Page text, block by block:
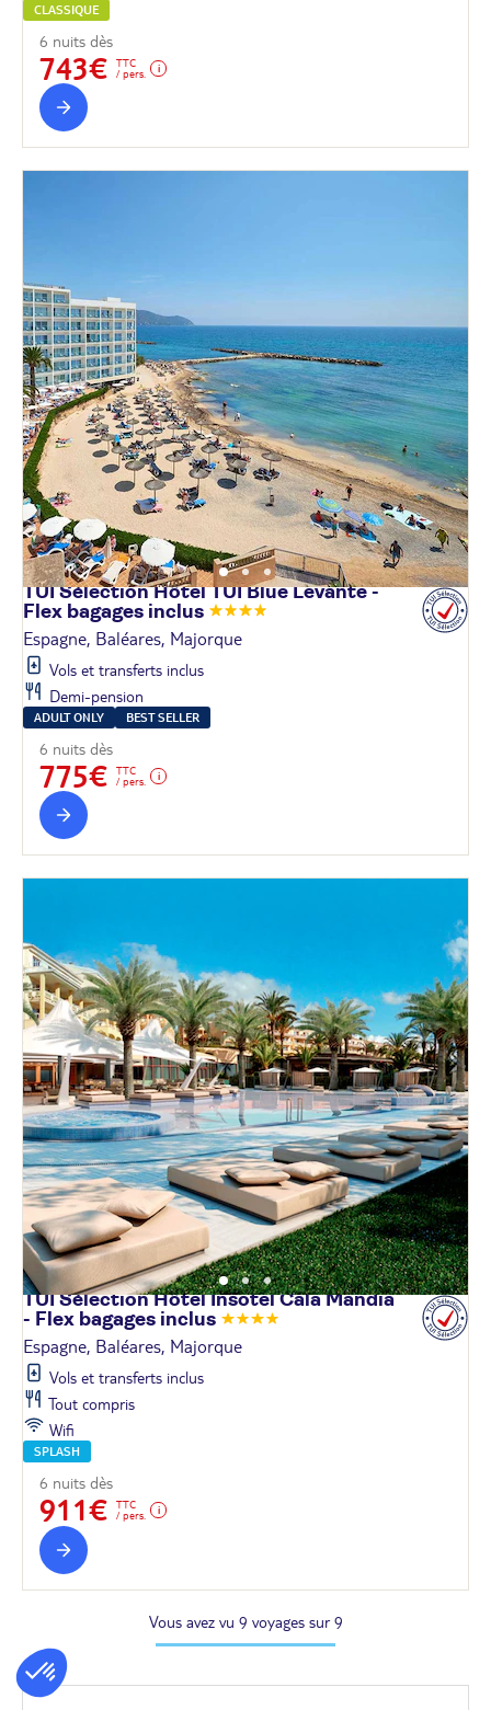
CLASSIQUE
6 nuits dès
743€
TTC
/ pers.
TUI Sélection Hôtel TUI Blue Levante -
Flex bagages inclus
Espagne, Baléares, Majorque
Vols et transferts inclus
Demi-pension
ADULT ONLY BEST SELLER
6 nuits dès
775€
TTC
/ pers.
TUI Sélection Hôtel Insotel Cala Mandia
- Flex bagages inclus
Espagne, Baléares, Majorque
Vols et transferts inclus
Tout compris
Wifi
SPLASH
6 nuits dès
911€
TTC
/ pers.
Vous avez vu 9 voyages sur 9